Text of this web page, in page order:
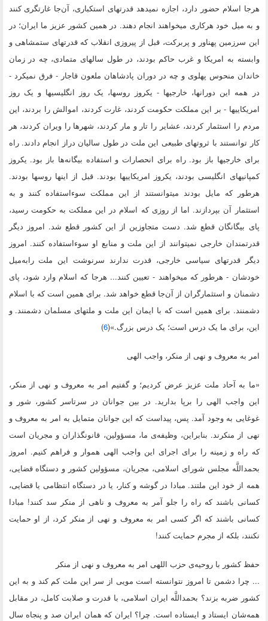
هرجا اسلام حضور دارد، اجازه نمیدهد قدرتهای استکباری، آن‌جا غارتگری کنند
و به میل خود هرکاری میخواهند انجام دهند. در همین کشور عزیز ما ایران؛ در
این سرزمین پهناور و پربرکت، قبل از پیروزی انقلاب که قدرتهای ستمشاهی و
وابسته به امریکا و غرب حاکم بودند، در طول سالهای متمادی، چه در زمان
خاندان منحوس پهلوی و چه در دوران پادشاهان ملعون قاجار - فرق نمیکرد -
در همه این دورانها، خارجیها - یکروز روسها، یک روز انگلیسیها و یک روز
امریکاییها - بر این مملکت حکومت کردند، غارت کردند، اموالش را بردند، این
مردم را استثمار کردند، عشایر را تار و مار کردند، شهرها را ویران کردند، هر
کار توانستند با ثروتهای طبیعی این ملت در طول سالیان دراز انجام دادند. راه
برای خارجیها باز بود. راه برای انحصارات و استفاده بیگانه‌ها باز بود. یکروز
کمپانیهای انگلیسی بودند، یکروز امریکاییها بودند. قبل از اینها روسها بودند.
هرطور که مایل بودند میتوانستند از این مملکت سوءاستفاده کنند و به
استثمار آن بپردازند. اما از روزی که اسلام در این مملکت به حکومت رسید،
پای بیگانگان قطع شد. دست متجاوزین از این کشور قطع شد. امروز دیگر
قدرتمندان خارجی نمیتوانند از این ملت و منابع او سوءاستفاده کنند. امروز
دیگر قدرتهای سیاسی خارجی، قدرت ندارند سرنوشت این ملت رابه‌میل
خودشان - هرطور که میخواهند - تعیین کنند... هرجا که اسلام وارد شود، پای
دشمنان و استثمارگران از آن‌جا قطع خواهد شد. برای همین است که با اسلام
دشمنند. برای همین است که با ایمان این ملت و ملتهای مسلمان دشمنند. و
این، برای ما یک درس است؛ یک درس بزرگ.»(6
)
امر به معروف و نهی از منکر، واجب الهی
«ما به آحاد ملت عزیز عرض کردیم؛ و گفتیم امر به معروف و نهی از منکر،
این واجب الهی را برپا بدارید. در بین جوانان در سرتاسر کشور، شور و
غوغایی به وجود آمد. پس، پیداست که این جوانان متمایل به امر به معروف و
نهی از منکرند. بنابراین، وظیفه‌ی ما، مسؤولین، قانونگذاران و مجریان است
که راه و زمینه را برای اجرای این واجب الهی هموار و فراهم کنیم. امروز
بحمداللَّه مجلس شورای اسلامی، مجریان، مسؤولین کشور و دستگاه قضایی،
همه از خود این ملتند. مبادا در گوشه و کنار، یا در دستگاه انتظامی یا قضایی،
کسانی باشند که راه را جلو آمر به معروف و ناهی از منکر سد کنند! مبادا
کسانی باشند که اگر کسی امر به معروف و نهی از منکر کرد، از او حمایت
نکنند، بلکه از مجرم حمایت کنند!
حفظ کشور با روحیه‌ی حزب اللهی امر به معروف و نهی از منکر
... چرا دشمن تا امروز نتوانسته است مویی از سر این ملت کم کند و به این
کشور ضربه بزند؟ بحمداللَّه ایران اسلامی، با قدرت و صلابت کامل، در مقابل
همه‌شان ایستاد و ایستاده است. چرا؟ ایران که همان ایران صد و پنجاه سال